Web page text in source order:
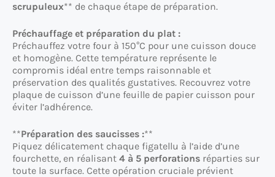
scrupuleux** de chaque étape de préparation.
Préchauffage et préparation du plat :
Préchauffez votre four à 150°C pour une cuisson douce
et homogène. Cette température représente le
compromis idéal entre temps raisonnable et
préservation des qualités gustatives. Recouvrez votre
plaque de cuisson d’une feuille de papier cuisson pour
éviter l’adhérence.
**Préparation des saucisses :**
Piquez délicatement chaque figatellu à l’aide d’une
fourchette, en réalisant 4 à 5 perforations réparties sur
toute la surface. Cette opération cruciale prévient